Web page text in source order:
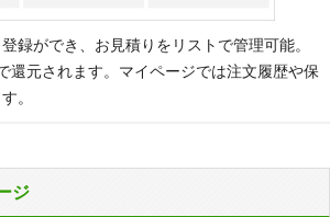
録ができ、お見積りをリストで管理可能。
還元されます。マイページでは注文履歴や保
。
ジ